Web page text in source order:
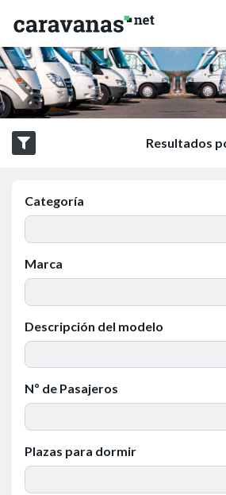
Resultados
Categoría
Marca
Descripción del modelo
Nº de Pasajeros
Plazas para dormir